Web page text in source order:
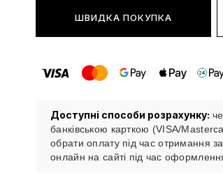
ШВИДКА ПОКУПКА
Доступні способи розрахунку:
банківською карткою (VISA/
обрати оплату під час отримання
онлайн на сайті під час